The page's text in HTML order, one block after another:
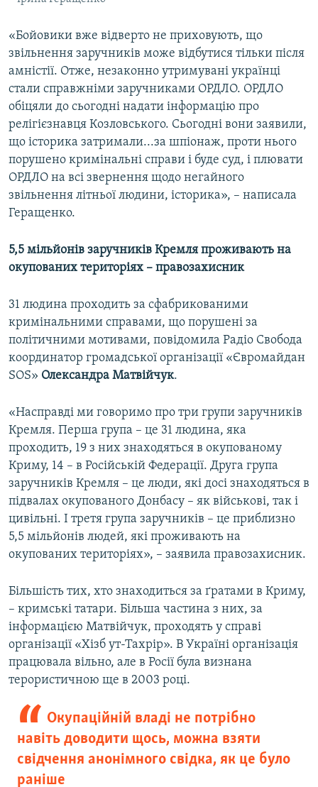
«Бойовики вже відверто не приховують, що
звільнення заручників може відбутися тільки після
амністії. Отже, незаконно утримувані українці
стали справжніми заручниками ОРДЛО. ОРДЛО
обіцяли до сьогодні надати інформацію про
релігієзнавця Козловського. Сьогодні вони заявили,
що історика затримали...за шпіонаж, проти нього
порушено кримінальні справи і буде суд, і плювати
ОРДЛО на всі звернення щодо негайного
звільнення літньої людини, історика», – написала
Геращенко.
5,5 мільйонів заручників Кремля проживають на
окупованих територіях – правозахисник
31 людина проходить за сфабрикованими
кримінальними справами, що порушені за
політичними мотивами, повідомила Радіо Свобода
координатор громадської організації «Євромайдан
SOS» Олександра Матвійчук.
«Насправді ми говоримо про три групи заручників
Кремля. Перша група – це 31 людина, яка
проходить, 19 з них знаходяться в окупованому
Криму, 14 – в Російській Федерації. Друга група
заручників Кремля – це люди, які досі знаходяться в
підвалах окупованого Донбасу – як військові, так і
цивільні. І третя група заручників – це приблизно
5,5 мільйонів людей, які проживають на
окупованих територіях», – заявила правозахисник.
Більшість тих, хто знаходиться за ґратами в Криму,
– кримські татари. Більша частина з них, за
інформацією Матвійчук, проходять у справі
організації «Хізб ут-Тахрір». В Україні організація
працювала вільно, але в Росії була визнана
терористичною ще в 2003 році.
Окупаційній владі не потрібно
навіть доводити щось, можна взяти
свідчення анонімного свідка, як це було
раніше